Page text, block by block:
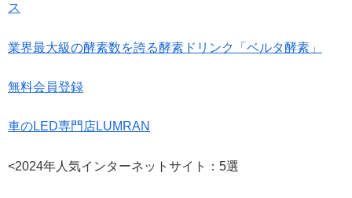
ス
業界最大級の酵素数を誇る酵素ドリンク「ベルタ酵素」
無料会員登録
車のLED専門店LUMRAN
<2024年人気インターネットサイト：5選